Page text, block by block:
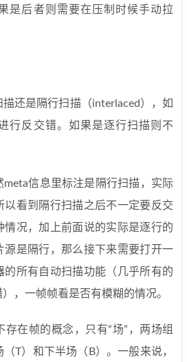
是后者则需要在压制时候手动拉
还是隔行扫描（interlaced），如
行反交错。如果是逐行扫描则不
信息里标注是隔行扫描，实际
以看到隔行扫描之后不一定要反交
情况，加上前面说的实际是逐行的
源是隔行，那么接下来需要打开一
的所有自动扫描功能（几乎所有的
，一帧帧看是否有模糊的情况。
在帧的概念，只有“场”，两场组
T）和下半场（B）。一般来说，